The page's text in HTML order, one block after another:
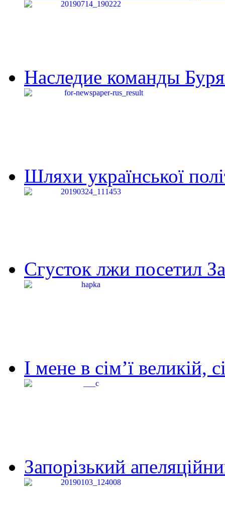
Наследие команды
Шляхи української
Сгусток лжи посетил
І мене в сім’ї великій,
Запорізький